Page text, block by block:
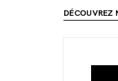
DÉCOUVREZ